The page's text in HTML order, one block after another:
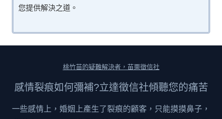
您提供解決之道。
桃竹苗的疑難解決者，苗栗徵信社
感情裂痕如何彌補?立達徵信社傾聽您的痛苦
一些感情上，婚姻上產生了裂痕的顧客，只能摸摸鼻子，